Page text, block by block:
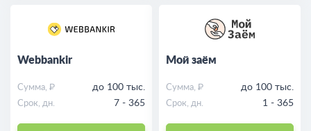
Webbankir
Сумма, ₽ до 100 тыс.
Срок, дн. 7 - 365
Мой заём
Сумма, ₽ до 100 тыс.
Срок, дн. 1 - 365